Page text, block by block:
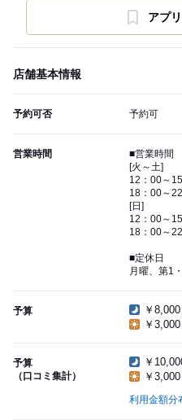
アプ
店舗基本情報
予約可否 予約可
営業時間
■営業時間
[火～土]
12：00～
18：00～
[日]
12：00～
18：00～
■定休日
月曜、第1
予算
￥
￥
予算
（口コミ集計）
￥
￥
利用金額分